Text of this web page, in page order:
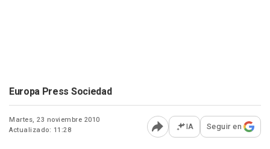
Europa Press Sociedad
Martes, 23 noviembre 2010
Actualizado: 11:28
Abrir opciones para
IA Seguir en